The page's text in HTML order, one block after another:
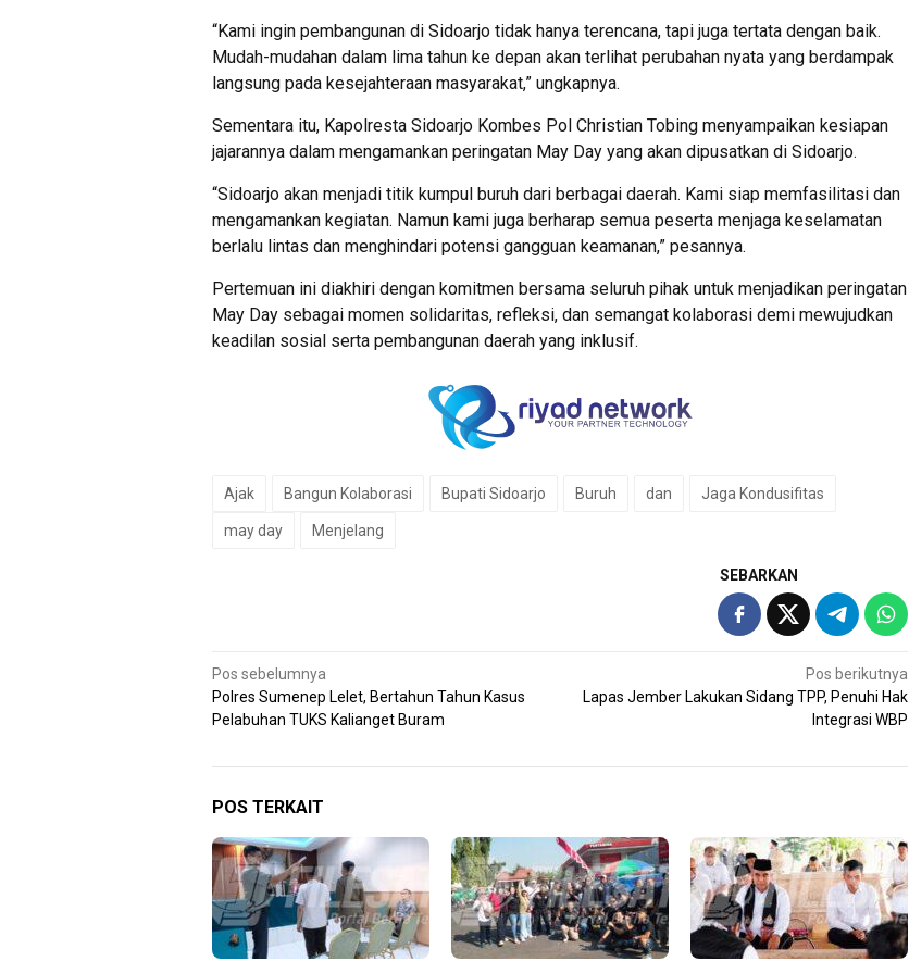
“Kami ingin pembangunan di Sidoarjo tidak hanya terencana, tapi juga tertata dengan baik.
Mudah-mudahan dalam lima tahun ke depan akan terlihat perubahan nyata yang berdampak
langsung pada kesejahteraan masyarakat,” ungkapnya.
Sementara itu, Kapolresta Sidoarjo Kombes Pol Christian Tobing menyampaikan kesiapan
jajarannya dalam mengamankan peringatan May Day yang akan dipusatkan di Sidoarjo.
“Sidoarjo akan menjadi titik kumpul buruh dari berbagai daerah. Kami siap memfasilitasi dan
mengamankan kegiatan. Namun kami juga berharap semua peserta menjaga keselamatan
berlalu lintas dan menghindari potensi gangguan keamanan,” pesannya.
Pertemuan ini diakhiri dengan komitmen bersama seluruh pihak untuk menjadikan peringatan
May Day sebagai momen solidaritas, refleksi, dan semangat kolaborasi demi mewujudkan
keadilan sosial serta pembangunan daerah yang inklusif.
Ajak Bangun Kolaborasi Bupati Sidoarjo Buruh dan Jaga Kondusifitas
may day Menjelang
SEBARKAN
Navigasi
pos
Pos sebelumnya
Polres Sumenep Lelet, Bertahun Tahun Kasus
Pelabuhan TUKS Kalianget Buram
Pos berikutnya
Lapas Jember Lakukan Sidang TPP, Penuhi Hak
Integrasi WBP
POS TERKAIT